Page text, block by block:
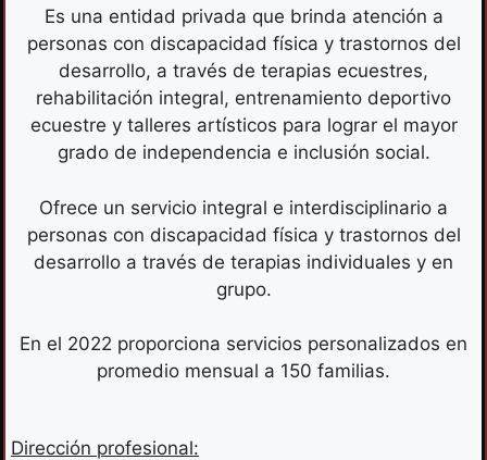
Es una entidad privada que brinda atención a
personas con discapacidad física y trastornos del
desarrollo, a través de terapias ecuestres,
rehabilitación integral, entrenamiento deportivo
ecuestre y talleres artísticos para lograr el mayor
grado de independencia e inclusión social.
Ofrece un servicio integral e interdisciplinario a
personas con discapacidad física y trastornos del
desarrollo a través de terapias individuales y en
grupo.
En el 2022 proporciona servicios personalizados en
promedio mensual a 150 familias.
Dirección profesional: